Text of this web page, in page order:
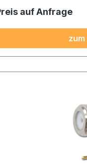
auf Anfrage